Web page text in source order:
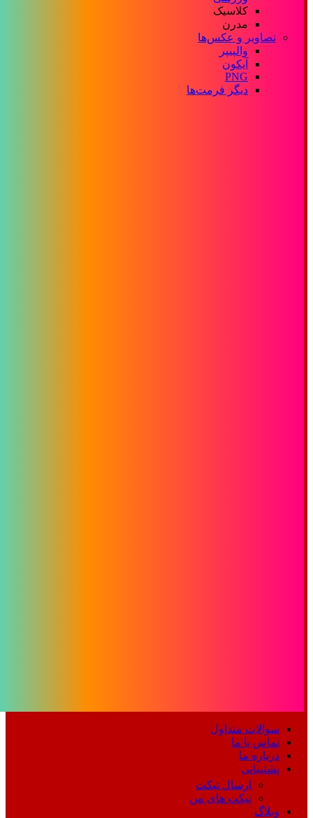
کلاسیک
مدرن
تصاویر و عکس‌ها
والپیپر
آیکون
PNG
دیگر فرمت‌ها
سوالات متداول
تماس با ما
درباره ما
پشتیبانی
ارسال تیکت
تیکت های من
وبلاگ